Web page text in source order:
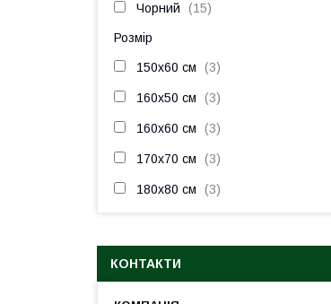
Чорний 15
Розмір
150х60 см 3
160х50 см 3
160х60 см 3
170х70 см 3
180х80 см 3
КОНТАКТИ